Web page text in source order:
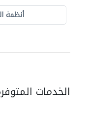
أنظمة
الخدمات